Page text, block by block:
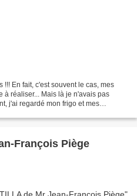
En fait, c'est souvent le cas, mes
à réaliser... Mais là je n'avais pas
j'ai regardé mon frigo et mes
François Piège